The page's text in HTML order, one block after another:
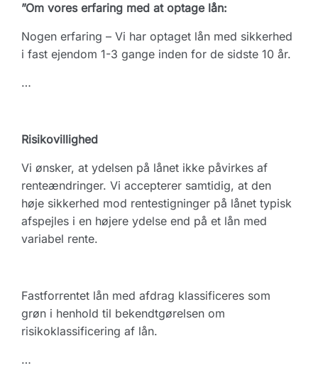
”Om vores erfaring med at optage lån:
Nogen erfaring – Vi har optaget lån med sikkerhed
i fast ejendom 1-3 gange inden for de sidste 10 år.
…
Risikovillighed
Vi ønsker, at ydelsen på lånet ikke påvirkes af
renteændringer. Vi accepterer samtidig, at den
høje sikkerhed mod rentestigninger på lånet typisk
afspejles i en højere ydelse end på et lån med
variabel rente.
Fastforrentet lån med afdrag klassificeres som
grøn i henhold til bekendtgørelsen om
risikoklassificering af lån.
…